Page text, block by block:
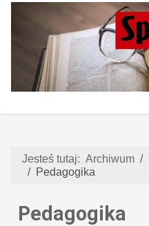
Jesteś tutaj: Archiwum
Pedagogika
Pedagogika